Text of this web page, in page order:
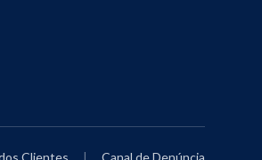
Clientes | Canal de Denúncia